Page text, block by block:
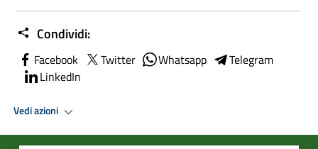
Condividi:
Facebook Twitter Whatsapp
Telegram
LinkedIn
Vedi azioni